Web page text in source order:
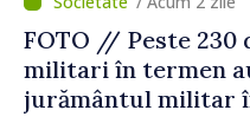
FOTO // Peste 230
militari în termen
jurământul militar